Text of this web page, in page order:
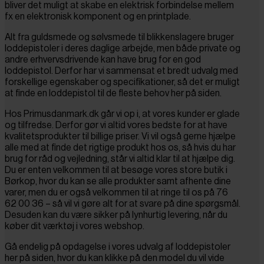
bliver det muligt at skabe en elektrisk forbindelse mellem
fx en elektronisk komponent og en printplade.
Alt fra guldsmede og sølvsmede til blikkenslagere bruger
loddepistoler i deres daglige arbejde, men både private og
andre erhvervsdrivende kan have brug for en god
loddepistol. Derfor har vi sammensat et bredt udvalg med
forskellige egenskaber og specifikationer, så det er muligt
at finde en loddepistol til de fleste behov her på siden.
Hos Primusdanmark.dk går vi op i, at vores kunder er glade
og tilfredse. Derfor gør vi altid vores bedste for at have
kvalitetsprodukter til billige priser. Vi vil også gerne hjælpe
alle med at finde det rigtige produkt hos os, så hvis du har
brug for råd og vejledning, står vi altid klar til at hjælpe dig.
Du er enten velkommen til at besøge vores store butik i
Børkop, hvor du kan se alle produkter samt afhente dine
varer, men du er også velkommen til at ringe til os på 76
62 00 36 – så vil vi gøre alt for at svare på dine spørgsmål.
Desuden kan du være sikker på lynhurtig levering, når du
køber dit værktøj i vores webshop.
Gå endelig på opdagelse i vores udvalg af loddepistoler
her på siden, hvor du kan klikke på den model du vil vide